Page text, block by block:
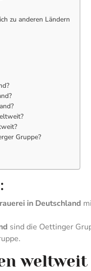
zu anderen Ländern
Gruppe?
in Deutschland
sind die Oettinger
weltweit